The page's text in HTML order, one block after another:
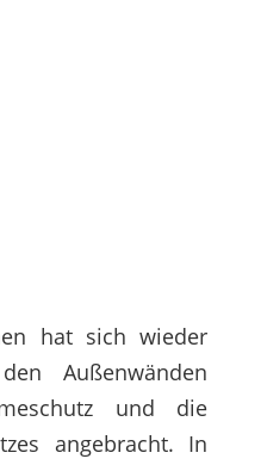
hat sich wieder
Außenwänden
und die
angebracht. In